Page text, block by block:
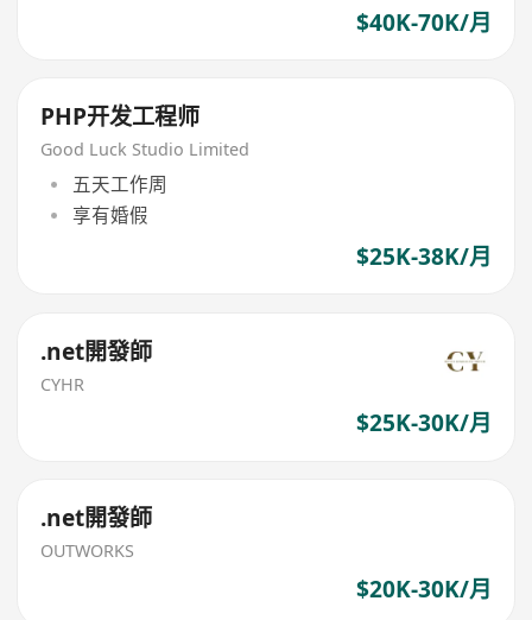
$40K-70K/月
PHP开发工程师
Good Luck Studio Limited
五天工作周
享有婚假
$25K-38K/月
.net開發師
CYHR
$25K-30K/月
.net開發師
OUTWORKS
$20K-30K/月